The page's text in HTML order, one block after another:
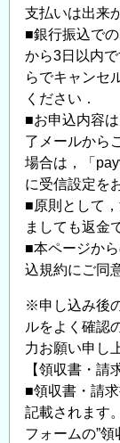
支払いは出来
■銀行振込で
から3日以内
らでキャンセ
ください．
■お申込内容
了メールから
場合は，「
に受信設定を
■原則として
ましても返金
■本ページか
込規約にご同
※申し込み後
ルをよく確認
力お願い申し
【領収書・請
■領収書・請
記載されます
フォームの”